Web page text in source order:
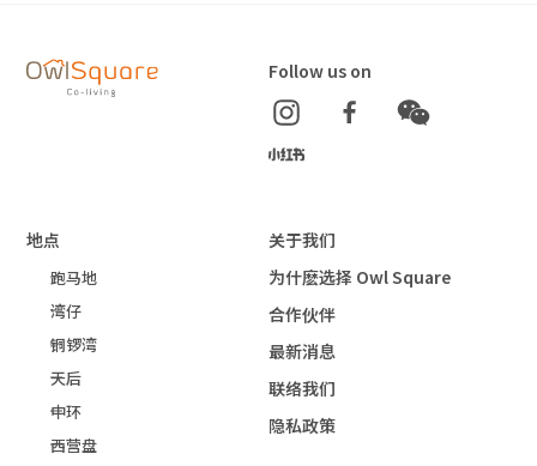
Follow us on
地点
跑马地
湾仔
铜锣湾
天后
中环
西营盘
关于我们
为什麽选择 Owl Square
合作伙伴
最新消息
联络我们
隐私政策